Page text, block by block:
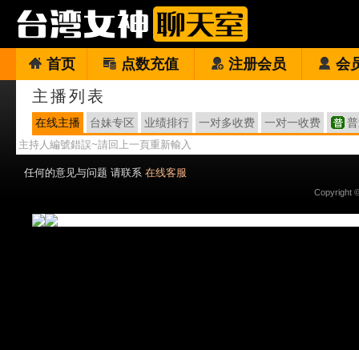
首页 点数充值 注册会员 会
主播列表
在线主播 台妹专区 业绩排行 一对多收费 一对一收费
主持人編號錯誤~請回上一頁重新輸入
任何的意见与问题 请联系 在线客服
Copyright